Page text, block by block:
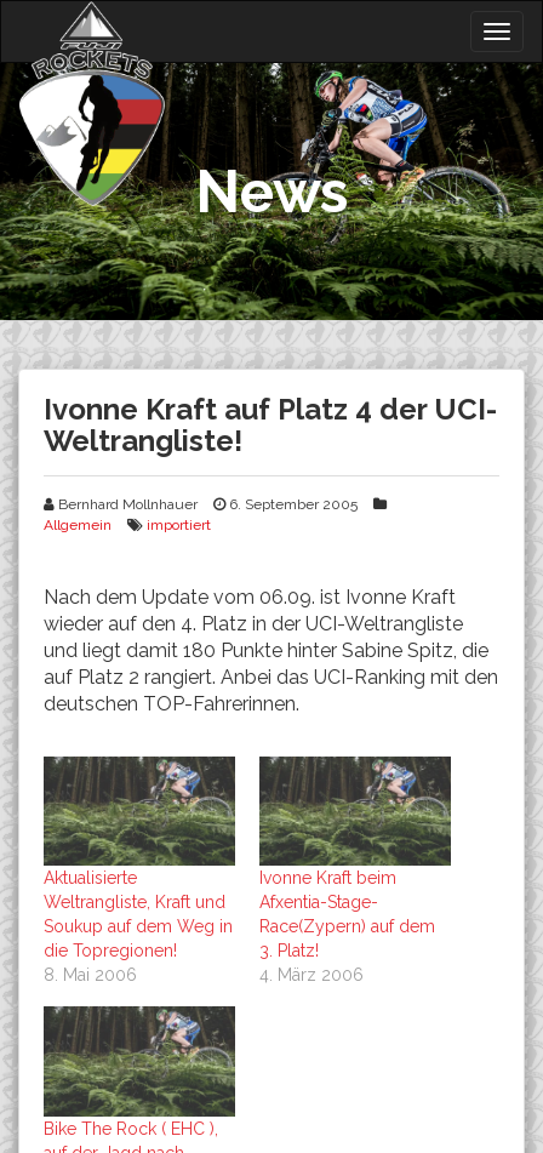
content
News
Ivonne Kraft auf Platz 4 der UCI-
Weltrangliste!
Bernhard Mollnhauer
6. September 2005
Allgemein
importiert
Nach dem Update vom 06.09. ist Ivonne Kraft
wieder auf den 4. Platz in der UCI-Weltrangliste
und liegt damit 180 Punkte hinter Sabine Spitz, die
auf Platz 2 rangiert. Anbei das UCI-Ranking mit den
deutschen TOP-Fahrerinnen.
Aktualisierte
Weltrangliste, Kraft und
Soukup auf dem Weg in
die Topregionen!
8. Mai 2006
Ivonne Kraft beim
Afxentia-Stage-
Race(Zypern) auf dem
3. Platz!
4. März 2006
Bike The Rock ( EHC ),